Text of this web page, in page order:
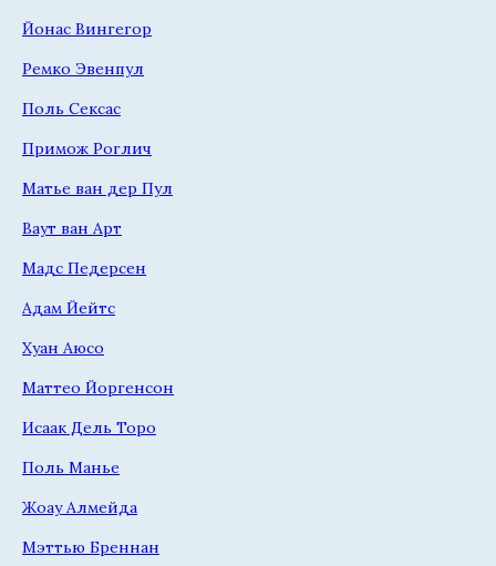
Йонас Вингегор
Ремко Эвенпул
Поль Сексас
Примож Роглич
Матье ван дер Пул
Ваут ван Арт
Мадс Педерсен
Адам Йейтс
Хуан Аюсо
Маттео Йоргенсон
Исаак Дель Торо
Поль Манье
Жоау Алмейда
Мэттью Бреннан